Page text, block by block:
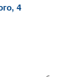
4